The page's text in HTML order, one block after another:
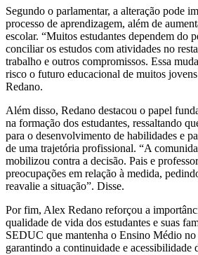
Segundo o parlamentar, a alteração pode
processo de aprendizagem, além de
escolar. “Muitos estudantes dependem do
conciliar os estudos com atividades no
trabalho e outros compromissos. Essa
risco o futuro educacional de muitos
Redano.
Além disso, Redano destacou o papel
na formação dos estudantes, ressaltando
para o desenvolvimento de habilidades e
de uma trajetória profissional. “A
mobilizou contra a decisão. Pais e
preocupações em relação à medida,
reavalie a situação”. Disse.
Por fim, Alex Redano reforçou a
qualidade de vida dos estudantes e suas
SEDUC que mantenha o Ensino Médio
garantindo a continuidade e acessibilidade